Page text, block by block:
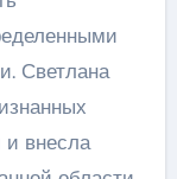
Светлана
и внесла